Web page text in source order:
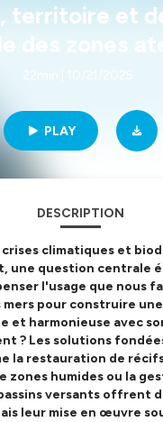
territoire et
des zones
PLAY
DESCRIPTION
crises climatiques et
une question centrale
l'usage que nous
pour construire
et harmonieuse avec
? Les solutions
la restauration de
zones humides ou la
versants offrent
leur mise en œuvre